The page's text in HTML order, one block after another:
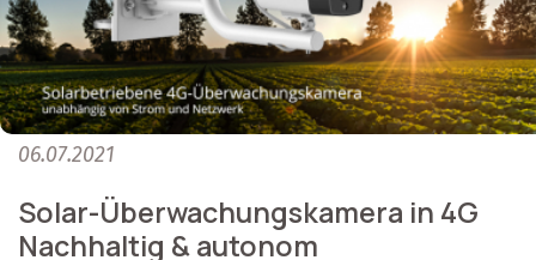
06.07.2021
Solar-Überwachungskamera in 4G
Nachhaltig & autonom